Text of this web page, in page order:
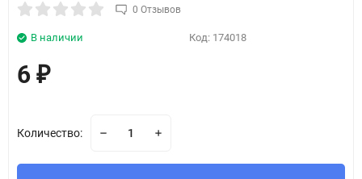
0 Отзывов
Код: 174018
В наличии
6 ₽
Количество: